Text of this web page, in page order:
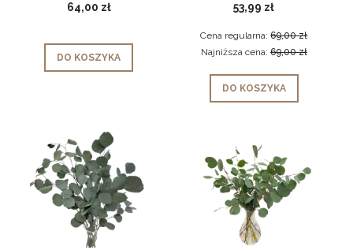
64,00 zł
DO KOSZYKA
53,99 zł
Cena regularna:69,00 zł
Najniższa cena: 69,00 zł
DO KOSZYKA